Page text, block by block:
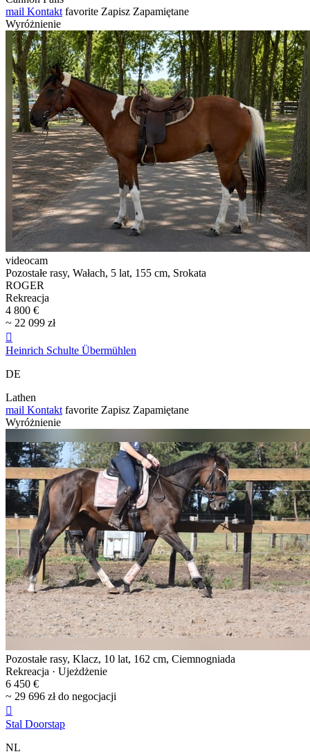
mail Kontakt favorite Zapisz Zapamiętane
Wyróżnienie
videocam
Pozostałe rasy, Wałach, 5 lat, 155 cm, Srokata
ROGER
Rekreacja
4 800 €
~ 22 099 zł

Heinrich Schulte Übermühlen
DE
Lathen
mail Kontakt favorite Zapisz Zapamiętane
Wyróżnienie
Pozostałe rasy, Klacz, 10 lat, 162 cm, Ciemnogniada
Rekreacja · Ujeżdżenie
6 450 €
~ 29 696 zł do negocjacji

Stal Doorstap
NL